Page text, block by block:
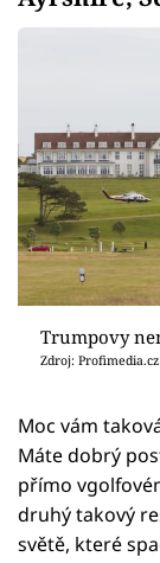
Trumpovy
Zdroj: Profimedia.cz
Moc vám
Máte dobrý
přímo
druhý takový
světě, které